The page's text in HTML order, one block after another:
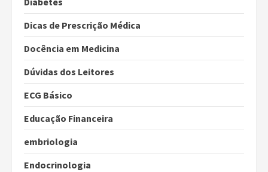
Dicas de Prescrição Médica
Docência em Medicina
Dúvidas dos Leitores
ECG Básico
Educação Financeira
embriologia
Endocrinologia